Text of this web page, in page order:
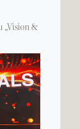
„Vision &